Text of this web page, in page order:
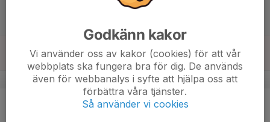
v.21
Godkänn kakor
Vi använder oss av kakor (cookies) för att vår
webbplats ska fungera bra för dig. De används
även för webbanalys i syfte att hjälpa oss att
förbättra våra tjänster.
Så använder vi cookies